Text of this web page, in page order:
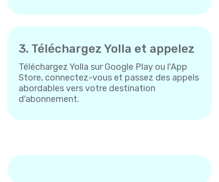
3. Téléchargez Yolla et appelez
Téléchargez Yolla sur Google Play ou l'App
Store, connectez-vous et passez des appels
abordables vers votre destination
d'abonnement.